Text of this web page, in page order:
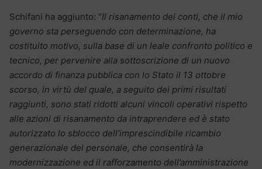
Schifani ha aggiunto: “Il risanamento dei conti, che il mio
governo sta perseguendo con determinazione, ha
costituito motivo, sulla base di un leale confronto politico e
tecnico, per pervenire alla sottoscrizione di un nuovo
accordo di finanza pubblica con lo Stato il 13 ottobre
scorso, in virtù del quale, a seguito dei primi risultati
raggiunti, sono stati ridotti alcuni vincoli operativi rispetto
alle azioni di risanamento da intraprendere ed è stato
autorizzato lo sblocco dell’imprescindibile ricambio
generazionale del personale, che consentirà la
modernizzazione ed il rafforzamento dell’amministrazione